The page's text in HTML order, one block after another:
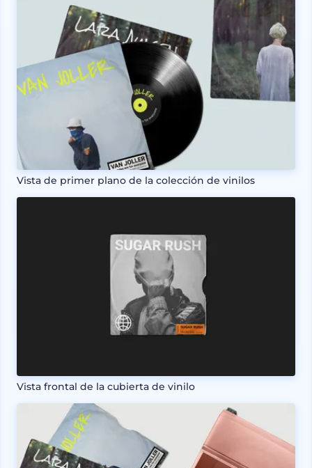
Vista de primer plano de la colección de vinilos
Vista frontal de la cubierta de vinilo